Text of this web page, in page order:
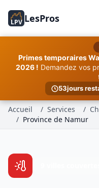
LPV LesPros
Primes temporaires
2026 ! Demandez vos
53jours
Accueil / Services /
/ Province de Namur